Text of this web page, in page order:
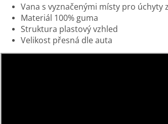
Vana s vyznačenými místy pro úchyty
Materiál 100% guma
Struktura plastový vzhled
Velikost přesná dle auta